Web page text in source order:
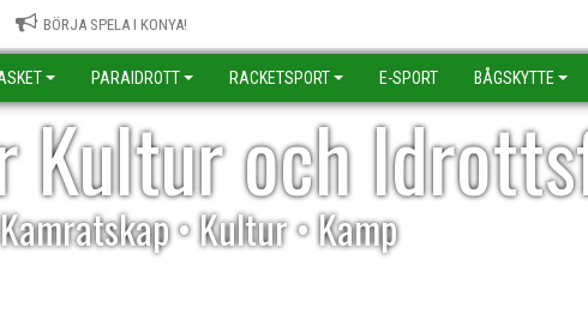
BÖRJA SPELA I KONYA!
PARAIDROTT RACKETSPORT E-SPORT BÅGSKYTTE
Kultur och
• Kultur • Kamp